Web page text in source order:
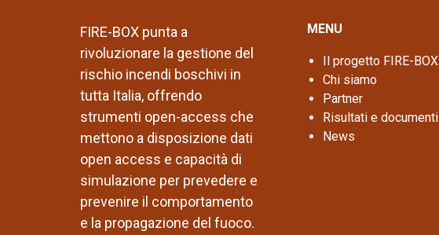
FIRE-BOX punta a
rivoluzionare la gestione del
rischio incendi boschivi in
tutta Italia, offrendo
strumenti open-access che
mettono a disposizione dati
open access e capacità di
simulazione per prevedere e
prevenire il comportamento
e la propagazione del fuoco.
MENU
Il progetto FIRE-BOX
Chi siamo
Partner
Risultati e documenti
News